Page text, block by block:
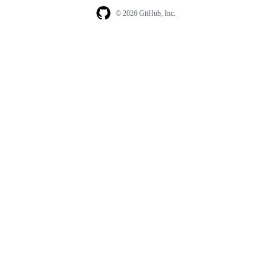
© 2026 GitHub, Inc.